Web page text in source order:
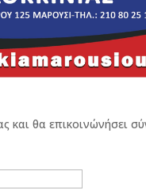
και θα επικοινώνήσει